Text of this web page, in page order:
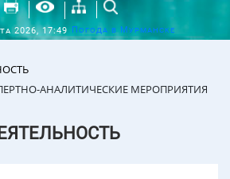
2026, 17:49 Погода в Мурманске
АНАЛИТИЧЕСКИЕ МЕРОПРИЯТИЯ